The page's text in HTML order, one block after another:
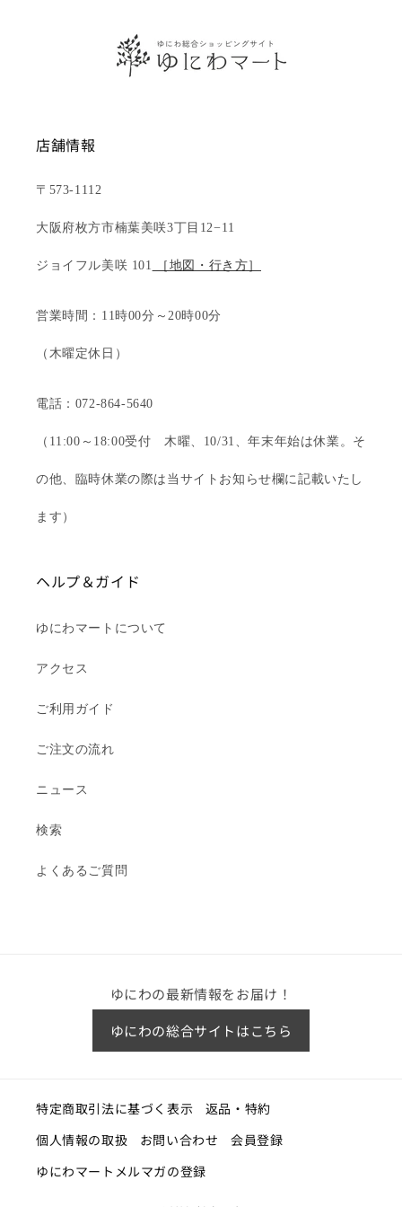
店舗情報
〒573-1112
大阪府枚方市楠葉美咲3丁目12−11
ジョイフル美咲 101 ［地図・行き方］
営業時間：11時00分～20時00分
（木曜定休日）
電話：072-864-5640
（11:00～18:00受付 木曜、10/31、年末年始は休業。そ
の他、臨時休業の際は当サイトお知らせ欄に記載いたし
ます）
ヘルプ＆ガイド
ゆにわマートについて
アクセス
ご利用ガイド
ご注文の流れ
ニュース
検索
よくあるご質問
ゆにわの最新情報をお届け！
ゆにわの総合サイトはこちら
特定商取引法に基づく表示
返品・特約
個人情報の取扱
お問い合わせ
会員登録
ゆにわマートメルマガの登録